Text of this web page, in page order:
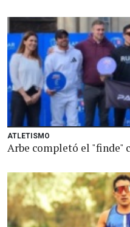
ATLETISMO
Arbe completó el "finde"